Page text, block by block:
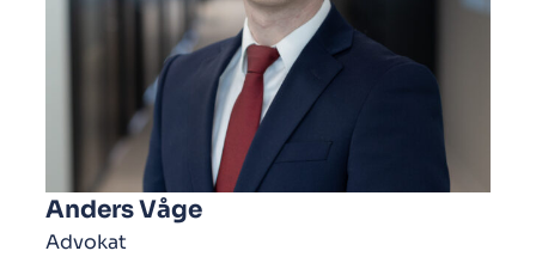
Anders Våge
Advokat